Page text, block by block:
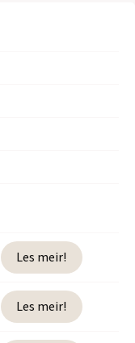
Les meir!
Les meir!